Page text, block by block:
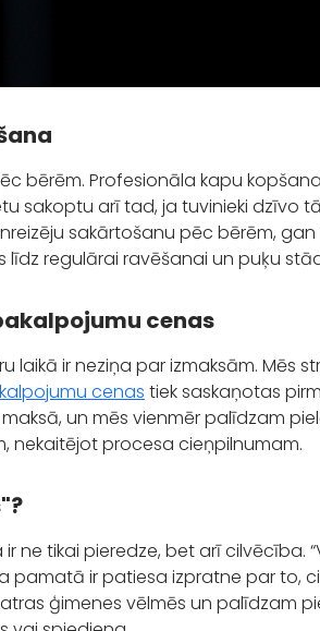
bērēm. Profesionāla kapu
sakoptu arī tad, ja tuvinieki dzīvo
sakārtošanu pēc bērēm,
regulārai ravēšanai un puķu
cenas
laikā ir neziņa par izmaksām. Mēs
cenas tiek saskaņotas
un mēs vienmēr palīdzam
nekaitējot procesa cieņpilnumam.
ne tikai pieredze, bet arī cilvēcība.
ir patiesa izpratne par to,
ģimenes vēlmēs un palīdzam